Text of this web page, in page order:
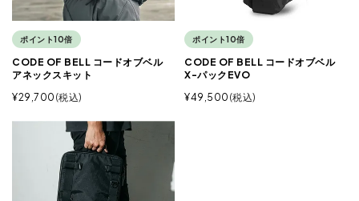
ポイント10倍
CODE OF BELL コードオブベル
アネックスキット
¥29,700 税込
ポイント10倍
CODE OF BELL コードオブベル
X-パックEVO
¥49,500 税込